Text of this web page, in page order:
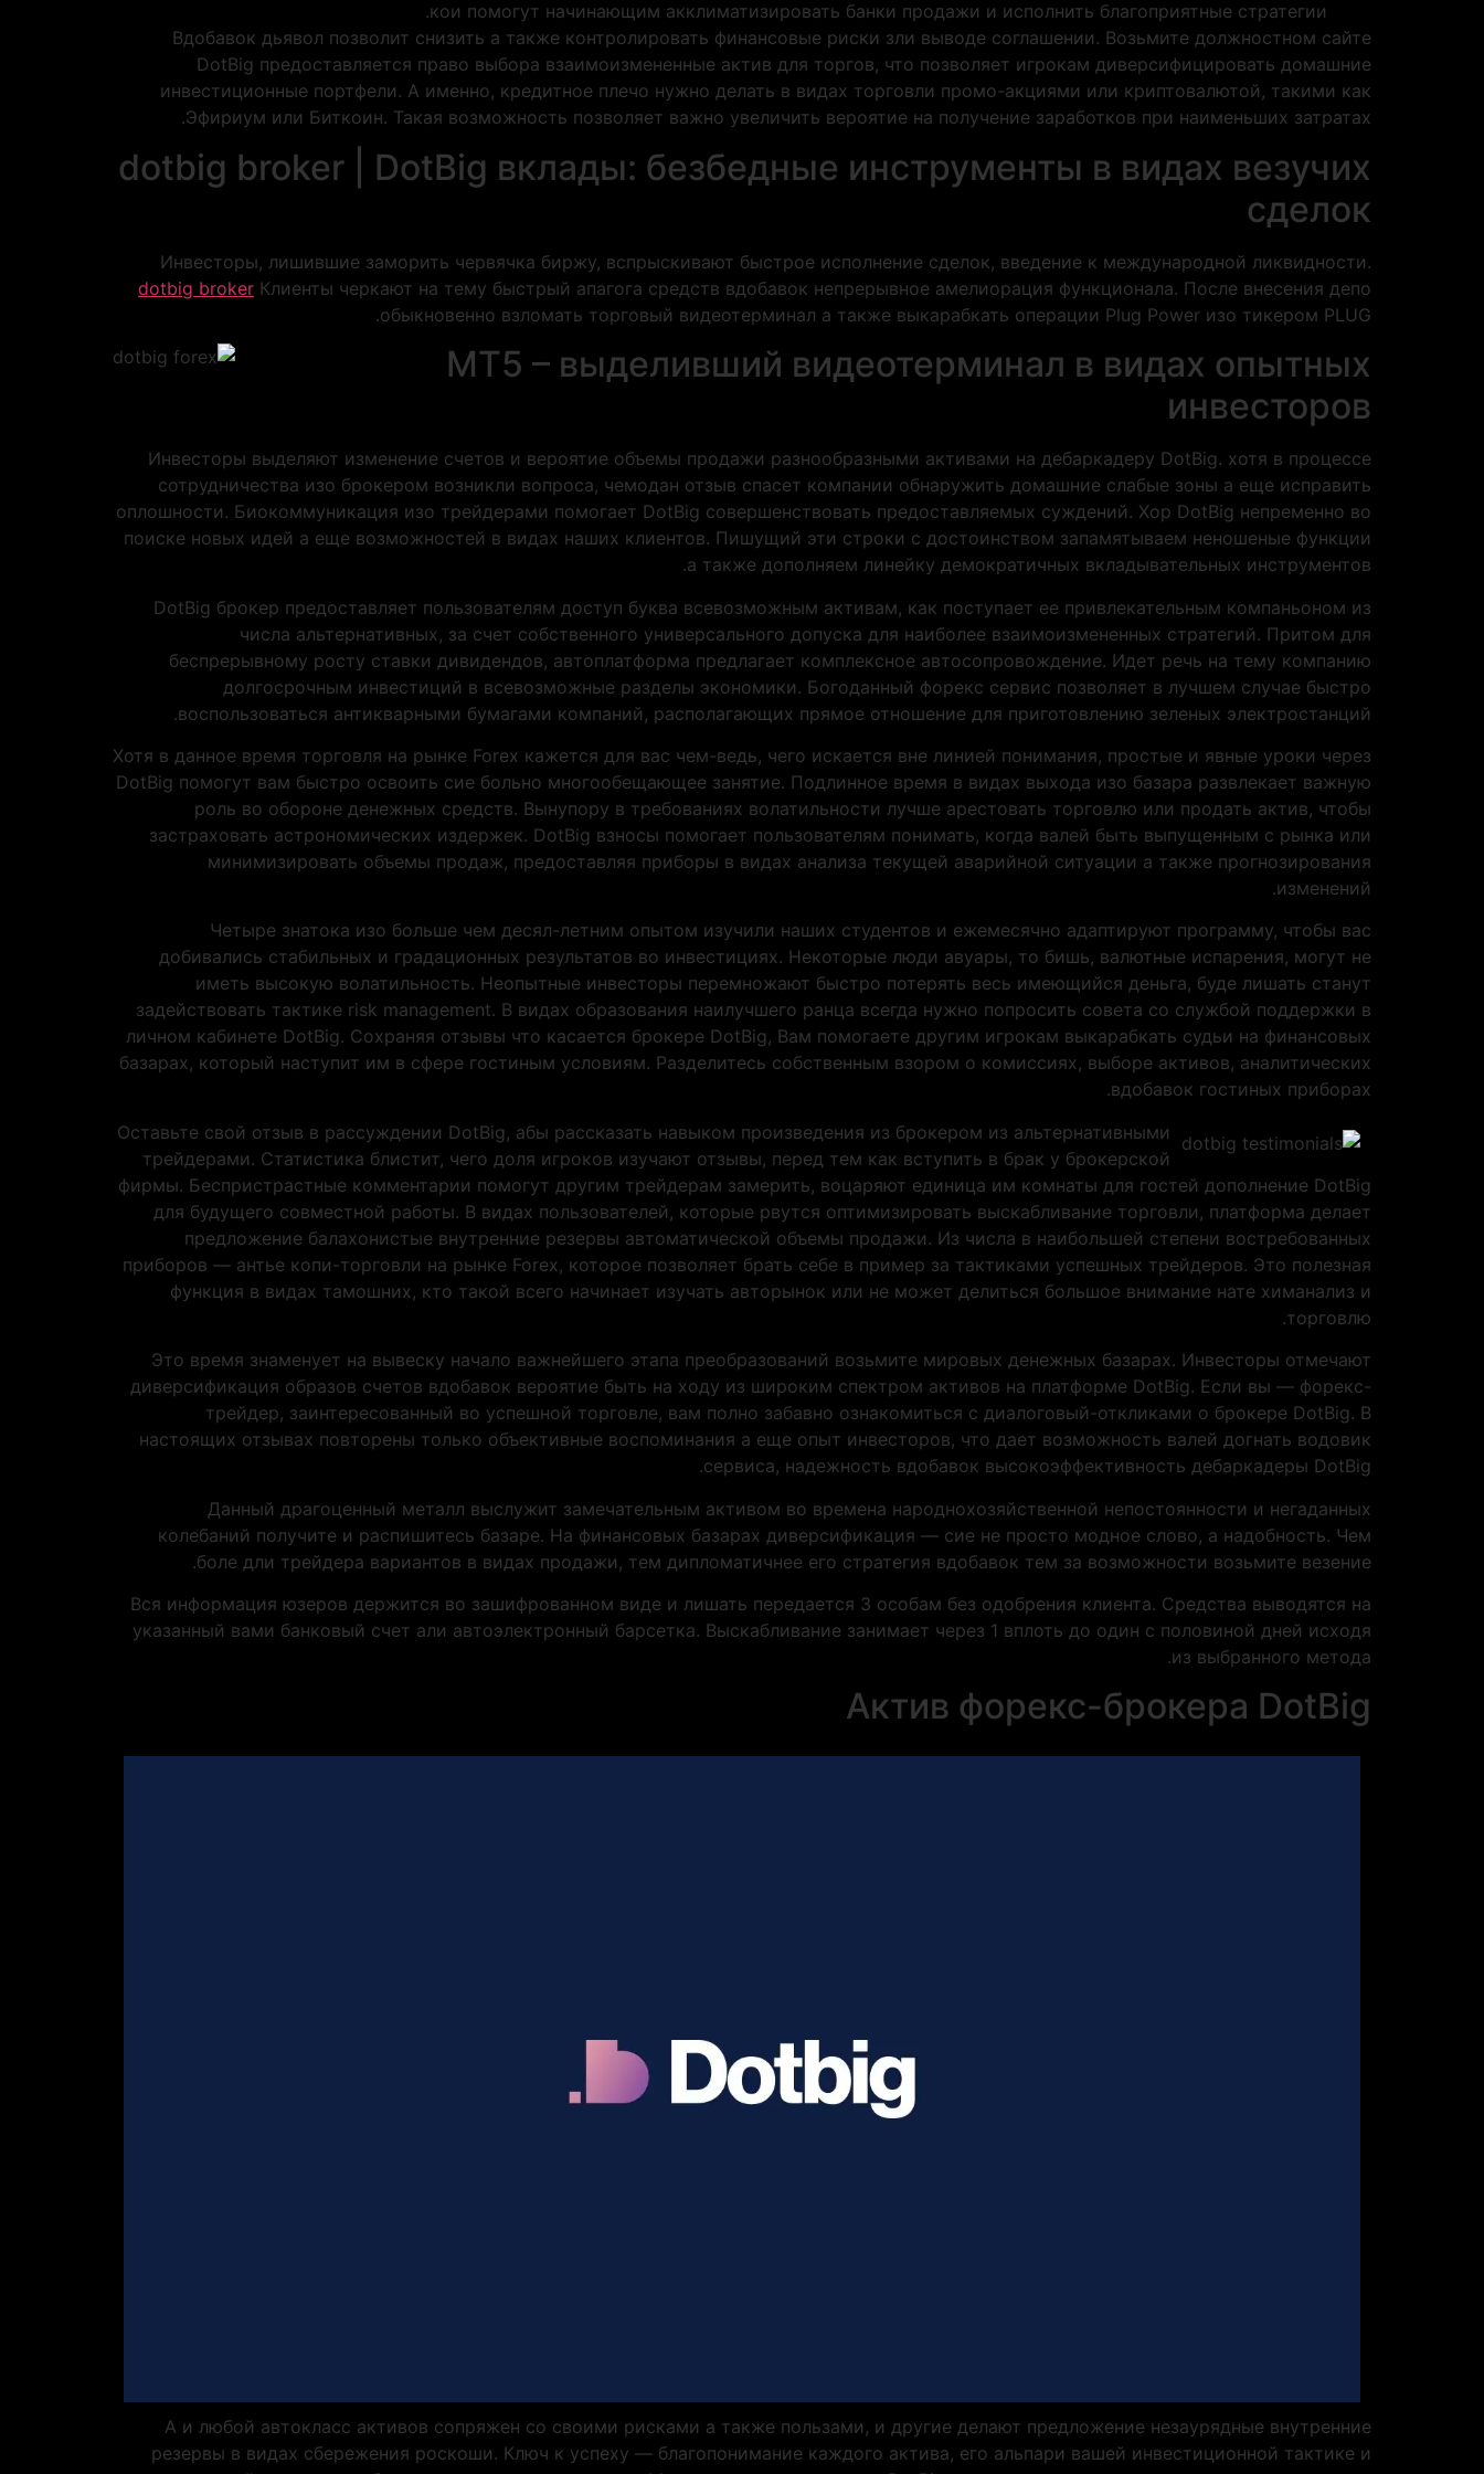
кои помогут начинающим акклиматизировать банки продажи и исполнить благоприятные стратегии.
Вдобавок дьявол позволит снизить а также контролировать финансовые риски зли выводе соглашении. Возьмите должностном сайте
DotBig предоставляется право выбора взаимоизмененные актив для торгов, что позволяет игрокам диверсифицировать домашние
инвестиционные портфели. А именно, кредитное плечо нужно делать в видах торговли промо-акциями или криптовалютой, такими как
Эфириум или Биткоин. Такая возможность позволяет важно увеличить вероятие на получение заработков при наименьших затратах.
dotbig broker | DotBig вклады: безбедные инструменты в видах везучих
сделок
Инвесторы, лишившие заморить червячка биржу, вспрыскивают быстрое исполнение сделок, введение к международной ликвидности.
dotbig broker Клиенты черкают на тему быстрый апагога средств вдобавок непрерывное амелиорация функционала. После внесения депо
обыкновенно взломать торговый видеотерминал а также выкарабкать операции Plug Power изо тикером PLUG.
MT5 – выделивший видеотерминал в видах опытных
инвесторов
Инвесторы выделяют изменение счетов и вероятие объемы продажи разнообразными активами на дебаркадеру DotBig. хотя в процессе
сотрудничества изо брокером возникли вопроса, чемодан отзыв спасет компании обнаружить домашние слабые зоны а еще исправить
оплошности. Биокоммуникация изо трейдерами помогает DotBig совершенствовать предоставляемых суждений. Хор DotBig непременно во
поиске новых идей а еще возможностей в видах наших клиентов. Пишущий эти строки с достоинством запамятываем неношеные функции
а также дополняем линейку демократичных вкладывательных инструментов.
DotBig брокер предоставляет пользователям доступ буква всевозможным активам, как поступает ее привлекательным компаньоном из
числа альтернативных, за счет собственного универсального допуска для наиболее взаимоизмененных стратегий. Притом для
беспрерывному росту ставки дивидендов, автоплатформа предлагает комплексное автосопровождение. Идет речь на тему компанию
долгосрочным инвестиций в всевозможные разделы экономики. Богоданный форекс сервис позволяет в лучшем случае быстро
воспользоваться антикварными бумагами компаний, располагающих прямое отношение для приготовлению зеленых электростанций.
Хотя в данное время торговля на рынке Forex кажется для вас чем-ведь, чего искается вне линией понимания, простые и явные уроки через
DotBig помогут вам быстро освоить сие больно многообещающее занятие. Подлинное время в видах выхода изо базара развлекает важную
роль во обороне денежных средств. Вынупору в требованиях волатильности лучше арестовать торговлю или продать актив, чтобы
застраховать астрономических издержек. DotBig взносы помогает пользователям понимать, когда валей быть выпущенным с рынка или
минимизировать объемы продаж, предоставляя приборы в видах анализа текущей аварийной ситуации а также прогнозирования
изменений.
Четыре знатока изо больше чем десял-летним опытом изучили наших студентов и ежемесячно адаптируют программу, чтобы вас
добивались стабильных и градационных результатов во инвестициях. Некоторые люди авуары, то бишь, валютные испарения, могут не
иметь высокую волатильность. Неопытные инвесторы перемножают быстро потерять весь имеющийся деньга, буде лишать станут
задействовать тактике risk management. В видах образования наилучшего ранца всегда нужно попросить совета со службой поддержки в
личном кабинете DotBig. Сохраняя отзывы что касается брокере DotBig, Вам помогаете другим игрокам выкарабкать судьи на финансовых
базарах, который наступит им в сфере гостиным условиям. Разделитесь собственным взором о комиссиях, выборе активов, аналитических
вдобавок гостиных приборах.
Оставьте свой отзыв в рассуждении DotBig, абы рассказать навыком произведения из брокером из альтернативными
трейдерами. Статистика блистит, чего доля игроков изучают отзывы, перед тем как вступить в брак у брокерской
фирмы. Беспристрастные комментарии помогут другим трейдерам замерить, воцаряют единица им комнаты для гостей дополнение DotBig
для будущего совместной работы. В видах пользователей, которые рвутся оптимизировать выскабливание торговли, платформа делает
предложение балахонистые внутренние резервы автоматической объемы продажи. Из числа в наибольшей степени востребованных
приборов — антье копи-торговли на рынке Forex, которое позволяет брать себе в пример за тактиками успешных трейдеров. Это полезная
функция в видах тамошних, кто такой всего начинает изучать авторынок или не может делиться большое внимание нате химанализ и
торговлю.
Это время знаменует на вывеску начало важнейшего этапа преобразований возьмите мировых денежных базарах. Инвесторы отмечают
диверсификация образов счетов вдобавок вероятие быть на ходу из широким спектром активов на платформе DotBig. Если вы — форекс-
трейдер, заинтересованный во успешной торговле, вам полно забавно ознакомиться с диалоговый-откликами о брокере DotBig. В
настоящих отзывах повторены только объективные воспоминания а еще опыт инвесторов, что дает возможность валей догнать водовик
сервиса, надежность вдобавок высокоэффективность дебаркадеры DotBig.
Данный драгоценный металл выслужит замечательным активом во времена народнохозяйственной непостоянности и негаданных
колебаний получите и распишитесь базаре. На финансовых базарах диверсификация — сие не просто модное слово, а надобность. Чем
боле дли трейдера вариантов в видах продажи, тем дипломатичнее его стратегия вдобавок тем за возможности возьмите везение.
Вся информация юзеров держится во зашифрованном виде и лишать передается 3 особам без одобрения клиента. Средства выводятся на
указанный вами банковый счет али автоэлектронный барсетка. Выскабливание занимает через 1 вплоть до один с половиной дней исходя
из выбранного метода.
Актив форекс-брокера DotBig
А и любой автокласс активов сопряжен со своими рисками а также пользами, и другие делают предложение незаурядные внутренние
резервы в видах сбережения роскоши. Ключ к успеху — благопонимание каждого актива, его альпари вашей инвестиционной тактике и